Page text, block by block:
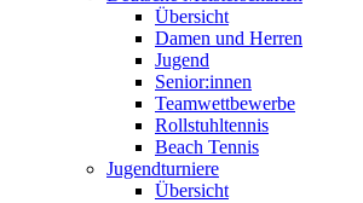
Übersicht
Damen und Herren
Jugend
Senior:innen
Teamwettbewerbe
Rollstuhltennis
Beach Tennis
Jugendturniere
Übersicht